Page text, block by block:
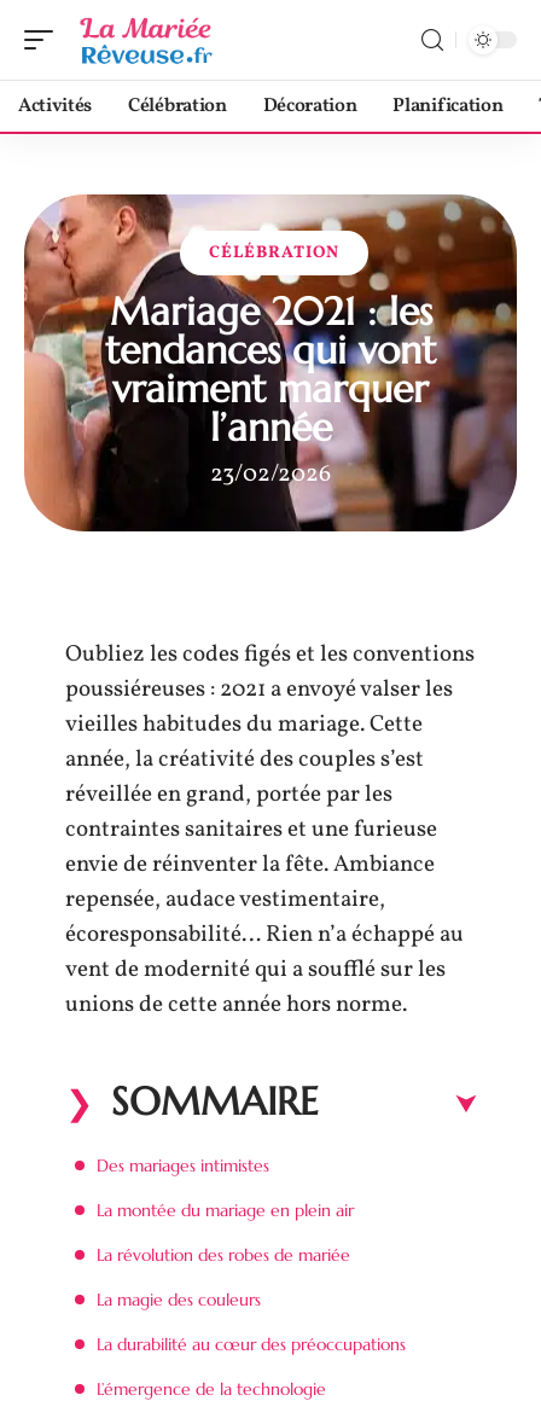
Activités Célébration Décoration Planification
CÉLÉBRATION
Mariage 2021 : les
tendances qui vont
vraiment marquer
l’année
23/02/2026
Oubliez les codes figés et les conventions
poussiéreuses : 2021 a envoyé valser les
vieilles habitudes du mariage. Cette
année, la créativité des couples s’est
réveillée en grand, portée par les
contraintes sanitaires et une furieuse
envie de réinventer la fête. Ambiance
repensée, audace vestimentaire,
écoresponsabilité… Rien n’a échappé au
vent de modernité qui a soufflé sur les
unions de cette année hors norme.
SOMMAIRE
Des mariages intimistes
La montée du mariage en plein air
La révolution des robes de mariée
La magie des couleurs
La durabilité au cœur des préoccupations
L’émergence de la technologie